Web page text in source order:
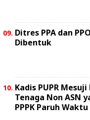
Ditres PPA dan
Dibentuk
Kadis PUPR
Tenaga Non ASN
PPPK Paruh Waktu